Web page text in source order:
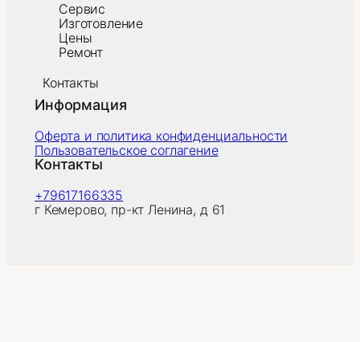
Сервис
Изготовление
Цены
Ремонт
Контакты
Информация
Оферта и политика конфиденциальности
Пользовательское соглагение
Контакты
+79617166335
г Кемерово, пр-кт Ленина, д 61